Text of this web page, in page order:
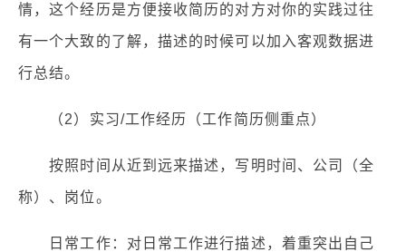
情，这个经历是方便接收简历的对方对你的实践过往
有一个大致的了解，描述的时候可以加入客观数据进
行总结。
（2）实习/工作经历（工作简历侧重点）
按照时间从近到远来描述，写明时间、公司（全
称）、岗位。
日常工作：对日常工作进行描述，着重突出自己